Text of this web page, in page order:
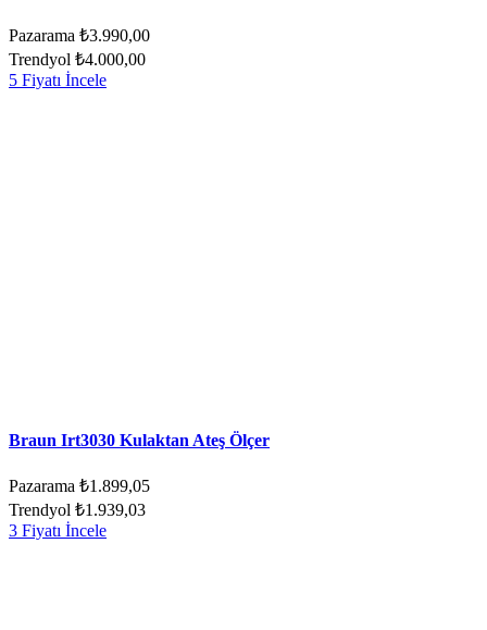
Pazarama ₺3.990,00
Trendyol ₺4.000,00
5 Fiyatı İncele
Braun Irt3030 Kulaktan Ateş Ölçer
Pazarama ₺1.899,05
Trendyol ₺1.939,03
3 Fiyatı İncele